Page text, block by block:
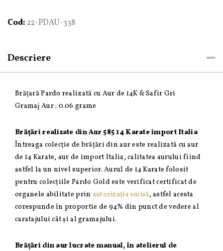
Cod: 22-PDAU-338
Descriere
Brățară Pardo realizată cu Aur de 14K & Safir Gri
Gramaj Aur : 0.06 grame
Brățări realizate din Aur 585 14 Karate import Italia
Întreaga colecție de brățări din aur este realizată cu aur
de 14 Karate, aur de import Italia, calitatea aurului fiind
astfel la un nivel superior. Aurul de 14 Karate folosit
pentru colecțiile Pardo Gold este verificat certificat de
organele abilitate prin autorizația emisă, astfel acesta
corespunde în proportie de 94% din punct de vedere al
caratajului cât și al gramajului.
Brățări din aur lucrate manual, în atelierul de